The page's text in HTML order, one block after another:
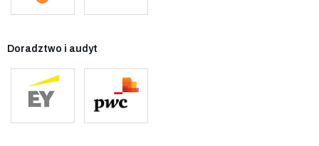
Doradztwo i audyt